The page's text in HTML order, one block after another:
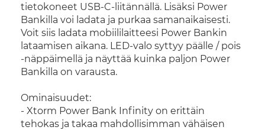
tietokoneet USB-C-liitännällä. Lisäksi Power
Bankilla voi ladata ja purkaa samanaikaisesti.
Voit siis ladata mobiililaitteesi Power Bankin
lataamisen aikana. LED-valo syttyy päälle / pois
-näppäimellä ja näyttää kuinka paljon Power
Bankilla on varausta.
Ominaisuudet:
- Xtorm Power Bank Infinity on erittäin
tehokas ja takaa mahdollisimman vähäisen